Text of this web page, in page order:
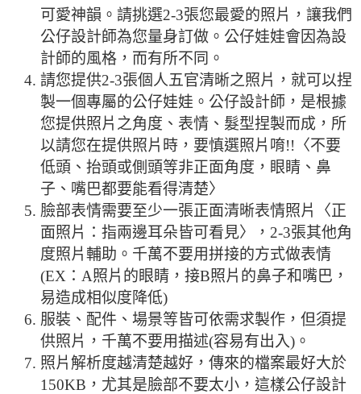
可愛神韻。請挑選2-3張您最愛的照片，讓我們
公仔設計師為您量身訂做。公仔娃娃會因為設
計師的風格，而有所不同。
請您提供2-3張個人五官清晰之照片，就可以捏
製一個專屬的公仔娃娃。公仔設計師，是根據
您提供照片之角度、表情、髮型捏製而成，所
以請您在提供照片時，要慎選照片唷!!〈不要
低頭、抬頭或側頭等非正面角度，眼睛、鼻
子、嘴巴都要能看得清楚〉
臉部表情需要至少一張正面清晰表情照片〈正
面照片：指兩邊耳朵皆可看見〉，2-3張其他角
度照片輔助。千萬不要用拼接的方式做表情
(EX：A照片的眼睛，接B照片的鼻子和嘴巴，
易造成相似度降低)
服裝、配件、場景等皆可依需求製作，但須提
供照片，千萬不要用描述(容易有出入)。
照片解析度越清楚越好，傳來的檔案最好大於
150KB，尤其是臉部不要太小，這樣公仔設計